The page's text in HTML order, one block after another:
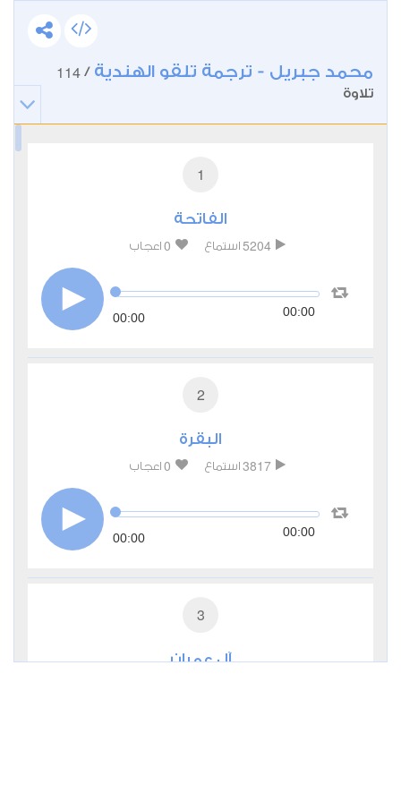
محمد جبريل - ترجمة تلقو الهندية /
114
تلاوة
1
الفاتحة
5204 استماع 0 اعجاب
00:00 00:00
2
البقرة
3817 استماع 0 اعجاب
00:00 00:00
3
آل عمران